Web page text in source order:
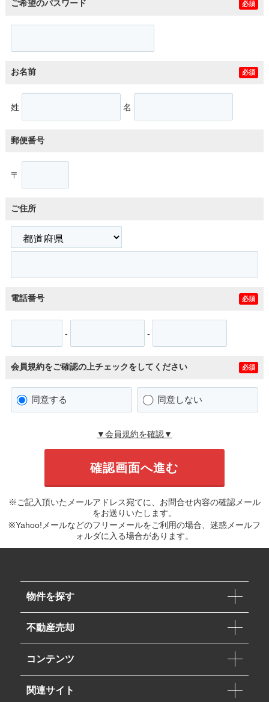
ご希望のパスワード 必須
お名前 必須
姓 名
郵便番号
〒
ご住所
電話番号 必須
- -
会員規約をご確認の上チェックをしてください 必須
同意する 同意しない
▼会員規約を確認▼
※ご記入頂いたメールアドレス宛てに、お問合せ内容の確認メール
をお送りいたします。
※Yahoo!メールなどのフリーメールをご利用の場合、迷惑メールフ
ォルダに入る場合があります。
物件を探す
不動産売却
コンテンツ
関連サイト